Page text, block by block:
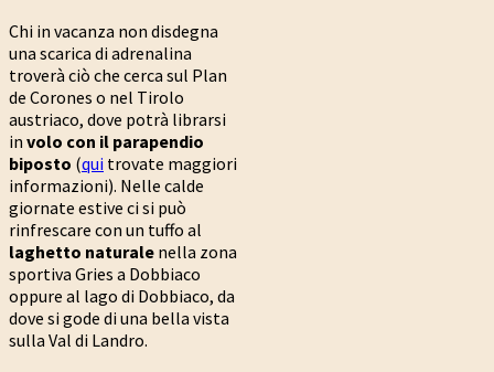
Chi in vacanza non disdegna
una scarica di adrenalina
troverà ciò che cerca sul Plan
de Corones o nel Tirolo
austriaco, dove potrà librarsi
in volo con il parapendio
biposto (qui trovate maggiori
informazioni). Nelle calde
giornate estive ci si può
rinfrescare con un tuffo al
laghetto naturale nella zona
sportiva Gries a Dobbiaco
oppure al lago di Dobbiaco, da
dove si gode di una bella vista
sulla Val di Landro.